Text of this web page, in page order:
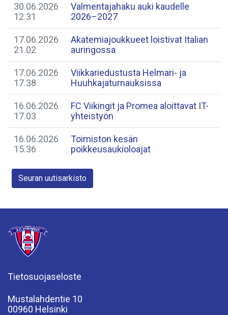
30.06.2026
12.31
Valmentajahaku auki kaudelle
2026–2027
17.06.2026
21.02
Akatemiajoukkueet loistivat Italian
auringossa
17.06.2026
17.38
Viikkariedustusta Helmari- ja
Huuhkajaturnauksissa
16.06.2026
17.03
FC Viikingit ja Promea aloittavat IT-
yhteistyön
16.06.2026
15.36
Toimiston kesän
poikkeusaukioloajat
Seuran uutisarkisto
Tietosuojaseloste
Mustalahdentie 10
00960 Helsinki